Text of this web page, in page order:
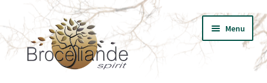
à
la
au
contenu
Menu